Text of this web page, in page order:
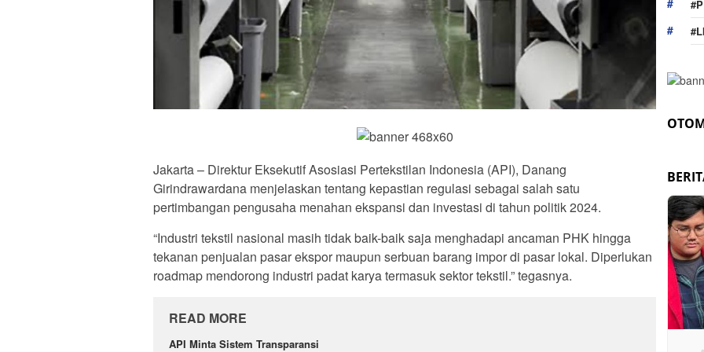
Jakarta – Direktur Eksekutif Asosiasi Pertekstilan Indonesia (API), Danang
Girindrawardana menjelaskan tentang kepastian regulasi sebagai salah satu
pertimbangan pengusaha menahan ekspansi dan investasi di tahun politik 2024.
“Industri tekstil nasional masih tidak baik-baik saja menghadapi ancaman PHK hingga
tekanan penjualan pasar ekspor maupun serbuan barang impor di pasar lokal. Diperlukan
roadmap mendorong industri padat karya termasuk sektor tekstil.” tegasnya.
READ MORE
API Minta Sistem Transparansi